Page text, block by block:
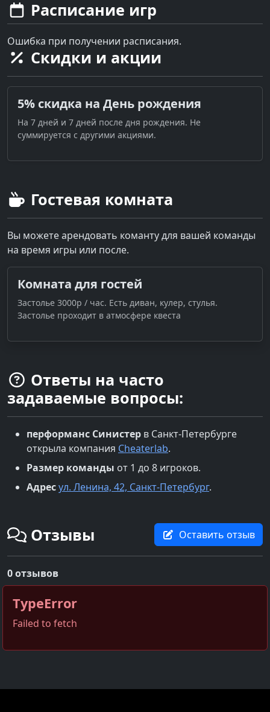
Расписание игр
Ошибка при получении расписания.
Скидки и акции
5% скидка на День рождения
На 7 дней и 7 дней после дня рождения. Не
суммируется с другими акциями.
Гостевая комната
Вы можете арендовать команту для вашей команды
на время игры или после.
Комната для гостей
Застолье 3000р / час. Есть диван, кулер, стулья.
Застолье проходит в атмосфере квеста
Ответы на часто
задаваемые вопросы:
перформанс Синистер в Санкт-Петербурге
открыла компания Cheaterlab.
Размер команды от 1 до 8 игроков.
Адресул. Ленина, 42, Санкт-Петербург.
Отзывы Оставить отзыв
0 отзывов
TypeError
Failed to fetch